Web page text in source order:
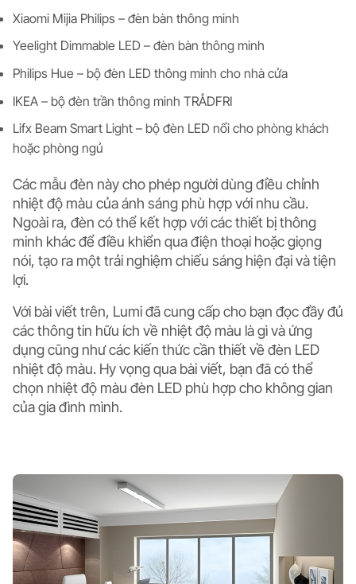
Xiaomi Mijia Philips – đèn bàn thông minh
Yeelight Dimmable LED – đèn bàn thông minh
Philips Hue – bộ đèn LED thông minh cho nhà cửa
IKEA – bộ đèn trần thông minh TRÅDFRI
Lifx Beam Smart Light – bộ đèn LED nổi cho phòng khách
hoặc phòng ngủ
Các mẫu đèn này cho phép người dùng điều chỉnh
nhiệt độ màu của ánh sáng phù hợp với nhu cầu.
Ngoài ra, đèn có thể kết hợp với các thiết bị thông
minh khác để điều khiển qua điện thoại hoặc giọng
nói, tạo ra một trải nghiệm chiếu sáng hiện đại và tiện
lợi.
Với bài viết trên, Lumi đã cung cấp cho bạn đọc đầy đủ
các thông tin hữu ích về nhiệt độ màu là gì và ứng
dụng cũng như các kiến thức cần thiết về đèn LED
nhiệt độ màu. Hy vọng qua bài viết, bạn đã có thể
chọn nhiệt độ màu đèn LED phù hợp cho không gian
của gia đình mình.